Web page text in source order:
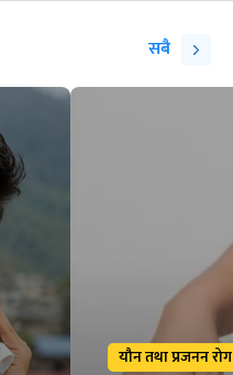
सबै
यौन तथा प्रजनन रोग